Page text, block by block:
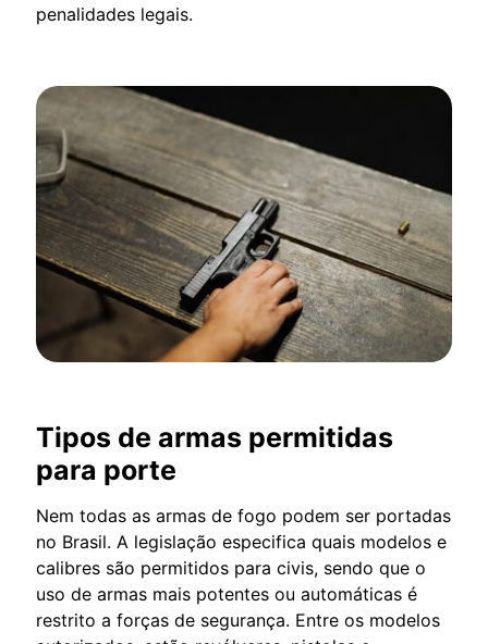
penalidades legais.
Tipos de armas permitidas
para porte
Nem todas as armas de fogo podem ser portadas
no Brasil. A legislação especifica quais modelos e
calibres são permitidos para civis, sendo que o
uso de armas mais potentes ou automáticas é
restrito a forças de segurança. Entre os modelos